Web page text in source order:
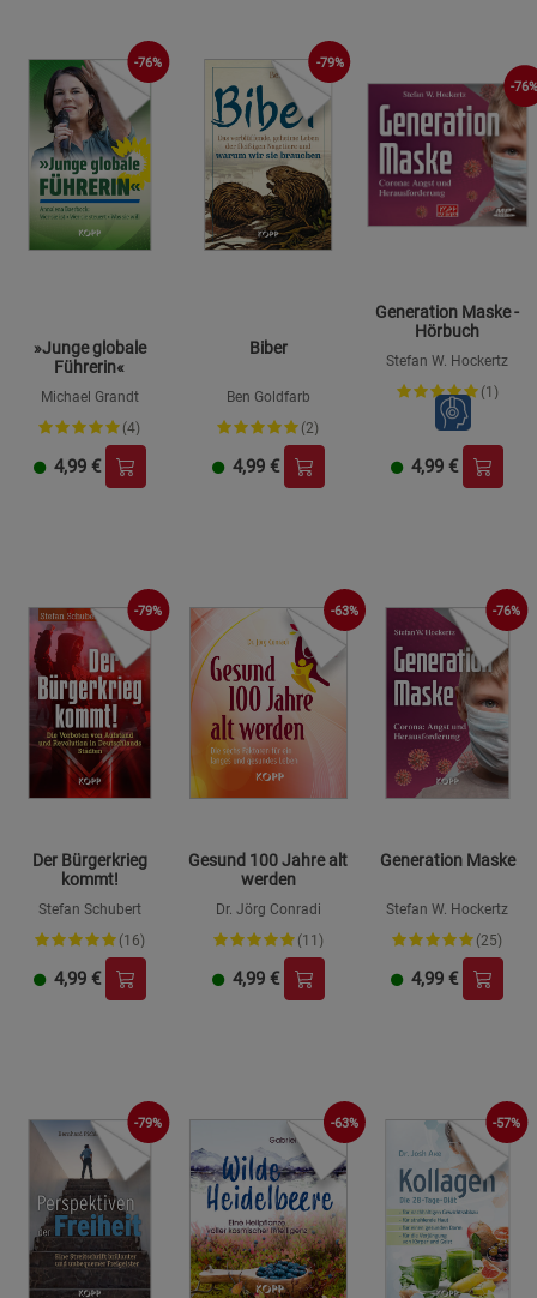
-76%
»Junge globale
Führerin«
Michael Grandt
(4)
4,99 €
-79%
Biber
Ben Goldfarb
(2)
4,99 €
-76%
Generation Maske -
Hörbuch
Stefan W. Hockertz
(1)
4,99 €
-79%
Der Bürgerkrieg
kommt!
Stefan Schubert
(16)
4,99 €
-63%
Gesund 100 Jahre alt
werden
Dr. Jörg Conradi
(11)
4,99 €
-76%
Generation Maske
Stefan W. Hockertz
(25)
4,99 €
-79% -63% -57%